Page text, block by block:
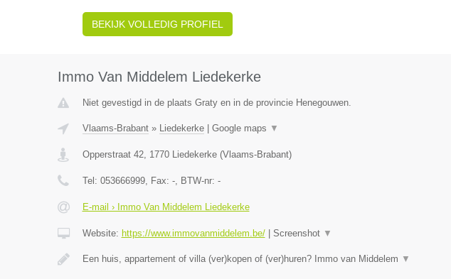
BEKIJK VOLLEDIG PROFIEL
Immo Van Middelem Liedekerke
Niet gevestigd in de plaats Graty en in de provincie Henegouwen.
Vlaams-Brabant» Liedekerke| Google maps ▼
Opperstraat 42, 1770 Liedekerke(Vlaams-Brabant)
Tel: 053666999, Fax: -, BTW-nr: -
E-mail › Immo Van Middelem Liedekerke
Website: https://www.immovanmiddelem.be/| Screenshot ▼
Een huis, appartement of villa (ver)kopen of (ver)huren? Immo van Middelem ▼